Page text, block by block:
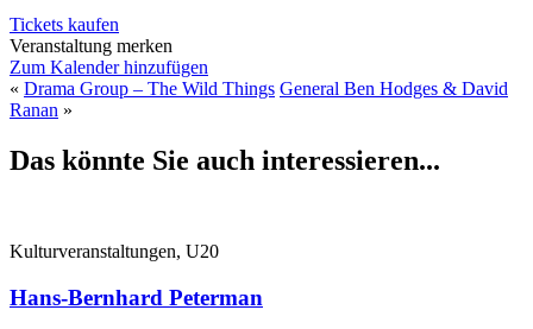
Tickets kaufen
Veranstaltung merken
Zum Kalender hinzufügen
« Drama Group – The Wild Things General Ben Hodges & David
Ranan »
Das könnte Sie auch interessieren...
Kulturveranstaltungen, U20
Hans-Bernhard Peterman